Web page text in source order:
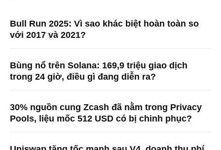
Bull Run 2025: Vì sao khác biệt hoàn toàn so
với 2017 và 2021?
Bùng nổ trên Solana: 169,9 triệu giao dịch
trong 24 giờ, điều gì đang diễn ra?
30% nguồn cung Zcash đã nằm trong Privacy
Pools, liệu mốc 512 USD có bị chinh phục?